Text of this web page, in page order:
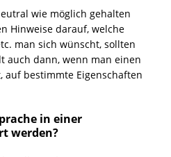
wie möglich gehalten
Hinweise darauf, welche
man sich wünscht, sollten
auch dann, wenn man einen
bestimmte Eigenschaften
in einer
werden?